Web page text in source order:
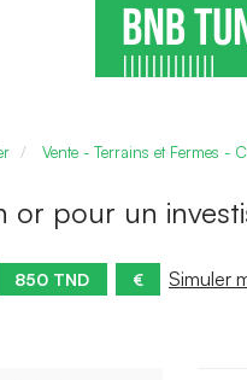
Vente - Terrains et Fermes -
or pour un
850 TND € Simuler